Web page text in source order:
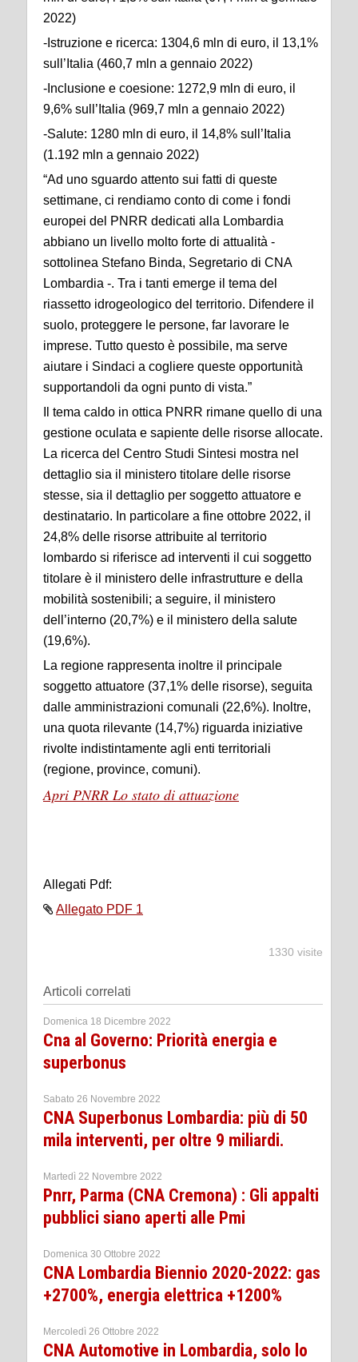
2022)
-Istruzione e ricerca: 1304,6 mln di euro, il 13,1%
sull’Italia (460,7 mln a gennaio 2022)
-Inclusione e coesione: 1272,9 mln di euro, il
9,6% sull’Italia (969,7 mln a gennaio 2022)
-Salute: 1280 mln di euro, il 14,8% sull’Italia
(1.192 mln a gennaio 2022)
“Ad uno sguardo attento sui fatti di queste
settimane, ci rendiamo conto di come i fondi
europei del PNRR dedicati alla Lombardia
abbiano un livello molto forte di attualità -
sottolinea Stefano Binda, Segretario di CNA
Lombardia -. Tra i tanti emerge il tema del
riassetto idrogeologico del territorio. Difendere il
suolo, proteggere le persone, far lavorare le
imprese. Tutto questo è possibile, ma serve
aiutare i Sindaci a cogliere queste opportunità
supportandoli da ogni punto di vista.”
Il tema caldo in ottica PNRR rimane quello di una
gestione oculata e sapiente delle risorse allocate.
La ricerca del Centro Studi Sintesi mostra nel
dettaglio sia il ministero titolare delle risorse
stesse, sia il dettaglio per soggetto attuatore e
destinatario. In particolare a fine ottobre 2022, il
24,8% delle risorse attribuite al territorio
lombardo si riferisce ad interventi il cui soggetto
titolare è il ministero delle infrastrutture e della
mobilità sostenibili; a seguire, il ministero
dell’interno (20,7%) e il ministero della salute
(19,6%).
La regione rappresenta inoltre il principale
soggetto attuatore (37,1% delle risorse), seguita
dalle amministrazioni comunali (22,6%). Inoltre,
una quota rilevante (14,7%) riguarda iniziative
rivolte indistintamente agli enti territoriali
(regione, province, comuni).
Apri PNRR Lo stato di attuazione
Allegati Pdf:
Allegato PDF 1
1330 visite
Articoli correlati
Domenica 18 Dicembre 2022
Cna al Governo: Priorità energia e
superbonus
Sabato 26 Novembre 2022
CNA Superbonus Lombardia: più di 50
mila interventi, per oltre 9 miliardi.
Martedì 22 Novembre 2022
Pnrr, Parma (CNA Cremona) : Gli appalti
pubblici siano aperti alle Pmi
Domenica 30 Ottobre 2022
CNA Lombardia Biennio 2020-2022: gas
+2700%, energia elettrica +1200%
Mercoledì 26 Ottobre 2022
CNA Automotive in Lombardia, solo lo